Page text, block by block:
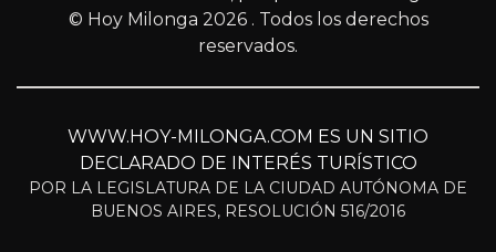
© Hoy Milonga 2026 . Todos los derechos
reservados.
WWW.HOY-MILONGA.COM ES UN SITIO
DECLARADO DE INTERÉS TURÍSTICO
POR LA LEGISLATURA DE LA CIUDAD AUTÓNOMA DE
BUENOS AIRES, RESOLUCIÓN 516/2016